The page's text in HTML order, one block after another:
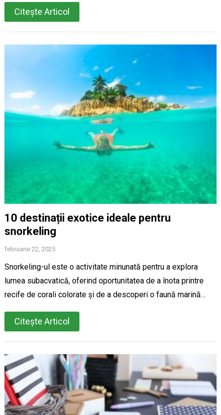
Citește Articol
10 destinații exotice ideale pentru
snorkeling
februarie 22, 2025
Snorkeling-ul este o activitate minunată pentru a explora
lumea subacvatică, oferind oportunitatea de a înota printre
recife de corali colorate și de a descoperi o faună marină…
Citește Articol